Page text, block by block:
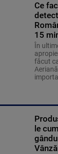
Ce
15
În
făcut
le